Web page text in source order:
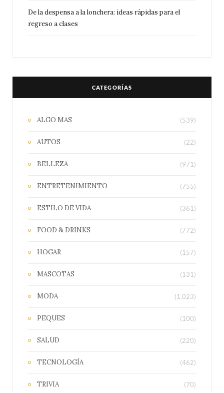
De la despensa a la lonchera: ideas rápidas para el
regreso a clases
CATEGORÍAS
ALGO MAS (539)
AUTOS (22)
BELLEZA (971)
ENTRETENIMIENTO (755)
ESTILO DE VIDA (361)
FOOD & DRINKS (772)
HOGAR (157)
MASCOTAS (131)
MODA (1.023)
PEQUES (100)
SALUD (220)
TECNOLOGÍA (462)
TRIVIA (70)